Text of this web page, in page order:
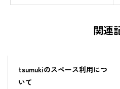
関連
tsumukiのスペース利用につ
いて